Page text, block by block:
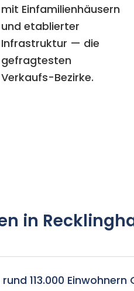
mit Einfamilienhäusern
und etablierter
Infrastruktur — die
gefragtesten
Verkaufs-Bezirke.
in
113.000